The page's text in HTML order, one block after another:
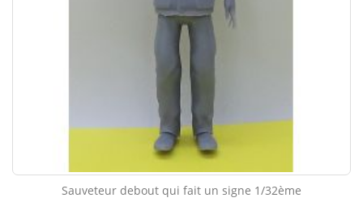
Sauveteur debout qui fait un signe 1/32ème